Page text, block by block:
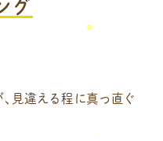
グ
見違える程に真っ直ぐ